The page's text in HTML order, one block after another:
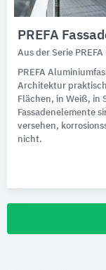
PREFA
Aus der Serie
PREFA
Architektur
Flächen, in Weiß, in
Fassadenelemente
versehen,
nicht.